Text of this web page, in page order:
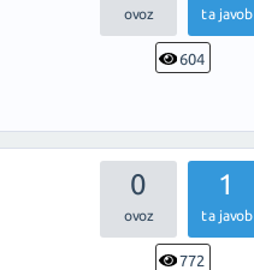
ta javob
604
0 1
ta javob
772